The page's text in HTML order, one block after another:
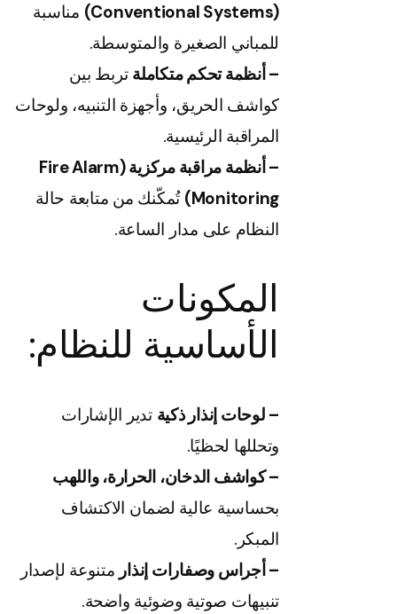
مناسبة
للمباني الصغيرة والمتوسطة.
– أنظمة تحكم متكاملةتربط بين
كواشف الحريق، وأجهزة التنبيه، ولوحات
المراقبة الرئيسية.
– أنظمة مراقبة مركزية (Fire Alarm
Monitoring) تُمكّنك من متابعة حالة
النظام على مدار الساعة.
المكونات
الأساسية للنظام:
– لوحات إنذار ذكيةتدير الإشارات
وتحللها لحظيًا.
– كواشف الدخان، الحرارة، واللهب
بحساسية عالية لضمان الاكتشاف
المبكر.
– أجراس وصفارات إنذارمتنوعة لإصدار
تنبيهات صوتية وضوئية واضحة.